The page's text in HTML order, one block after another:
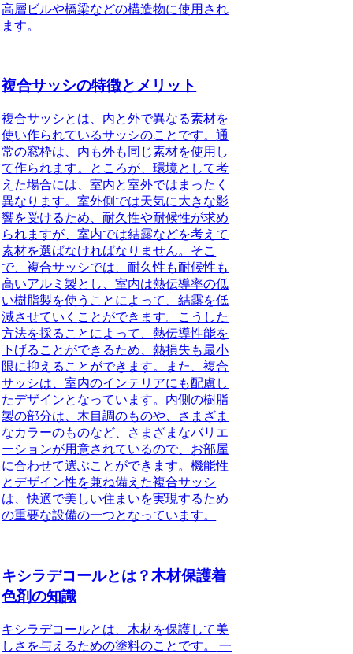
高層ビルや橋梁などの構造物に使用され
ます。
複合サッシの特徴とメリット
複合サッシとは、内と外で異なる素材を
使い作られているサッシのことです。通
常の窓枠は、内も外も同じ素材を使用し
て作られます。ところが、環境として考
えた場合には、室内と室外ではまったく
異なります。室外側では天気に大きな影
響を受けるため、耐久性や耐候性が求め
られますが、室内では結露などを考えて
素材を選ばなければなりません。そこ
で、複合サッシでは、耐久性も耐候性も
高いアルミ製とし、室内は熱伝導率の低
い樹脂製を使うことによって、結露を低
減させていく ことができます。こうした
方法を採ることによって、熱伝導性能を
下げることができるため、熱損失も最小
限に抑えることができます。
また、複合
サッシは、室内のインテリアにも配慮し
たデザインとなっています。内側の樹脂
製の部分は、 木目調のものや、さまざま
なカラーのものなど、さまざまなバリエ
ーションが用意されているので、お部屋
に合わせて選ぶことができます。機能性
とデザイン性を兼ね備えた複合サッシ
は、快適で美しい住まいを実現するため
の重要な設備の一つとなっています。
キシラデコールとは？木材保護着
色剤の知識
キシラデコールとは、木材を保護して美
しさを与えるための塗料のことです。
一